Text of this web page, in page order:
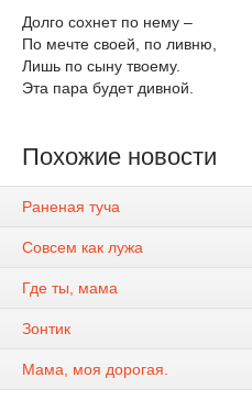
Долго сохнет по нему –
По мечте своей, по ливню,
Лишь по сыну твоему.
Эта пара будет дивной.
Похожие новости
Раненая туча
Совсем как лужа
Где ты, мама
Зонтик
Мама, моя дорогая.